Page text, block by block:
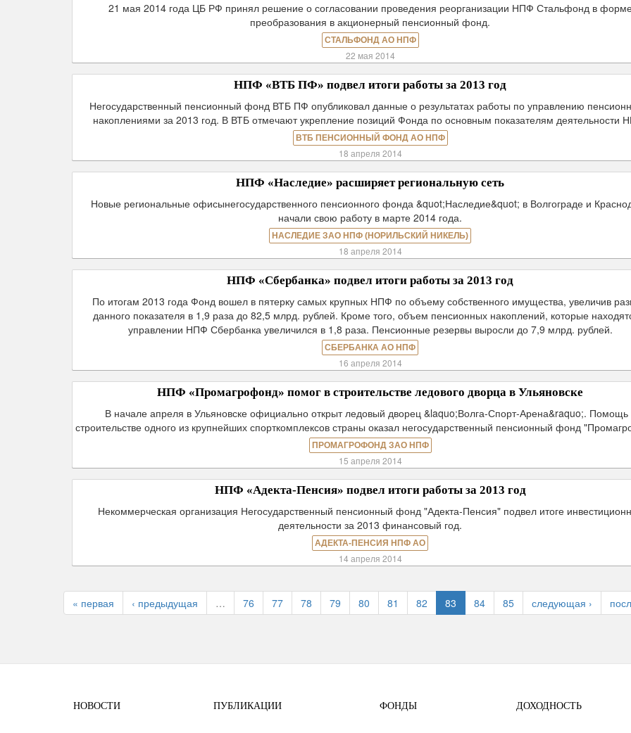
21 мая 2014 года ЦБ РФ принял решение о согласовании проведения реорганизации НПФ Стальфонд в
преобразования в акционерный пенсионный фонд.
СТАЛЬФОНД АО НПФ
22 мая 2014
НПФ «ВТБ ПФ» подвел итоги работы за 2013 год
Негосударственный пенсионный фонд ВТБ ПФ опубликовал данные о результатах работы по управлению
накоплениями за 2013 год. В ВТБ отмечают укрепление позиций Фонда по основным показателям деятельности
ВТБ ПЕНСИОННЫЙ ФОНД АО НПФ
18 апреля 2014
НПФ «Наследие» расширяет региональную сеть
Новые региональные офисынегосударственного пенсионного фонда &quot;Наследие&quot; в Волгограде и
начали свою работу в марте 2014 года.
НАСЛЕДИЕ ЗАО НПФ (НОРИЛЬСКИЙ НИКЕЛЬ)
18 апреля 2014
НПФ «Сбербанка» подвел итоги работы за 2013 год
По итогам 2013 года Фонд вошел в пятерку самых крупных НПФ по объему собственного имущества, увеличив
данного показателя в 1,9 раза до 82,5 млрд. рублей. Кроме того, объем пенсионных накоплений, которые
управлении НПФ Сбербанка увеличился в 1,8 раза. Пенсионные резервы выросли до 7,9 млрд. рублей.
СБЕРБАНКА АО НПФ
16 апреля 2014
НПФ «Промагрофонд» помог в строительстве ледового дворца в Ульяновске
В начале апреля в Ульяновске официально открыт ледовый дворец &laquo;Волга-Спорт-Арена&raquo;. Помощь
строительстве одного из крупнейших спорткомплексов страны оказал негосударственный пенсионный фонд
ПРОМАГРОФОНД ЗАО НПФ
15 апреля 2014
НПФ «Адекта-Пенсия» подвел итоги работы за 2013 год
Некоммерческая организация Негосударственный пенсионный фонд "Адекта-Пенсия" подвел итоге
деятельности за 2013 финансовый год.
АДЕКТА-ПЕНСИЯ НПФ АО
14 апреля 2014
« первая ‹ предыдущая … 76 77 78 79 80 81 82 83 84 85 следующая ›
НОВОСТИ ПУБЛИКАЦИИ ФОНДЫ ДОХОДНОСТЬ